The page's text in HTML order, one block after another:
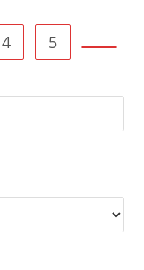
4 5